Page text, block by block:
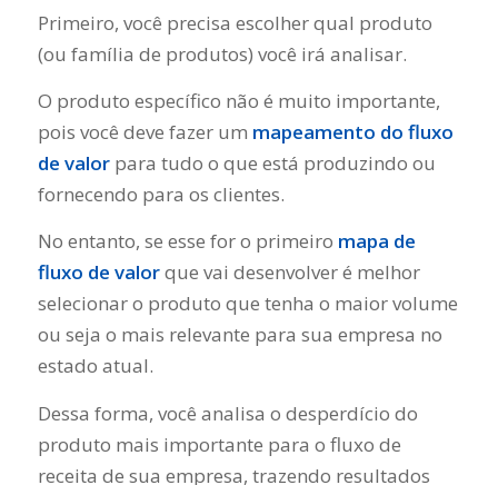
Primeiro, você precisa escolher qual produto
(ou família de produtos) você irá analisar.
O produto específico não é muito importante,
pois você deve fazer um mapeamento do fluxo
de valorpara tudo o que está produzindo ou
fornecendo para os clientes.
No entanto, se esse for o primeiro mapa de
fluxo de valorque vai desenvolver é melhor
selecionar o produto que tenha o maior volume
ou seja o mais relevante para sua empresa no
estado atual.
Dessa forma, você analisa o desperdício do
produto mais importante para o fluxo de
receita de sua empresa, trazendo resultados